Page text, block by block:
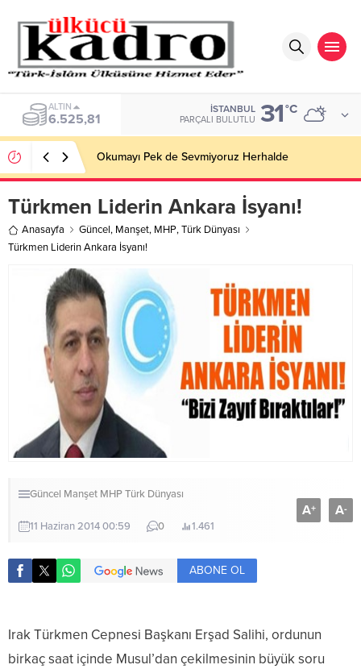
BIST
13.703,13
İSTANBUL
PARÇALI BULUTLU 31°C
Okumayı Pek de Sevmiyoruz Herhalde
Türkmen Liderin Ankara İsyanı!
Anasayfa Güncel, Manşet, MHP,Türk Dünyası
Türkmen Liderin Ankara İsyanı!
Güncel Manşet MHPTürk Dünyası
11 Haziran 2014 00:59 0 1.461
A+ A-
ABONE OL
Irak Türkmen Cepnesi Başkanı Erşad Salihi, ordunun
birkaç saat içinde Musul’dan çekilmesinin büyük soru